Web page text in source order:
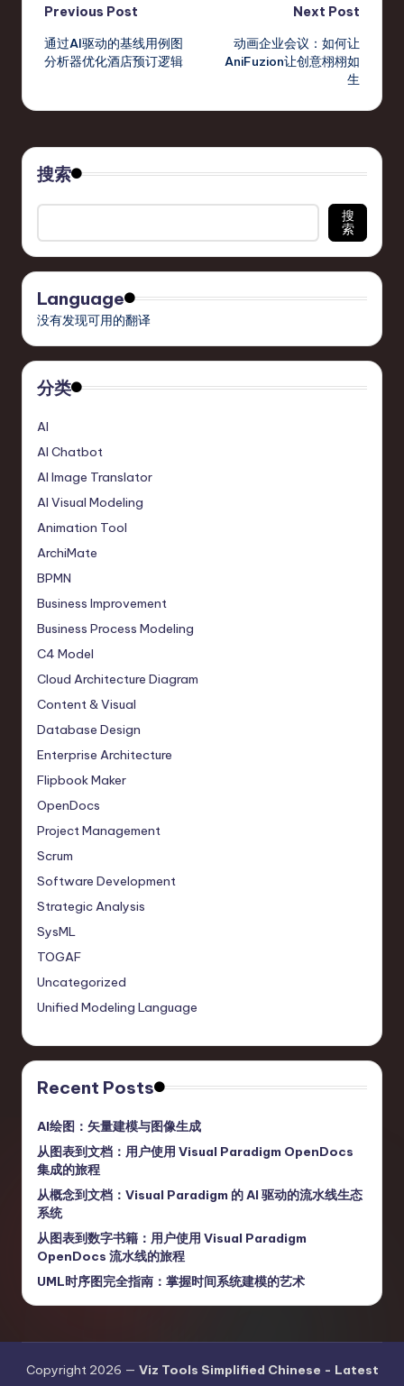
Post
navigation
Previous Post
通过AI驱动的基线用例图
分析器优化酒店预订逻辑
Next Post
动画企业会议：如何让
AniFuzion让创意栩栩如
生
搜索
搜
索
Language
没有发现可用的翻译
分类
AI
AI Chatbot
AI Image Translator
AI Visual Modeling
Animation Tool
ArchiMate
BPMN
Business Improvement
Business Process Modeling
C4 Model
Cloud Architecture Diagram
Content & Visual
Database Design
Enterprise Architecture
Flipbook Maker
OpenDocs
Project Management
Scrum
Software Development
Strategic Analysis
SysML
TOGAF
Uncategorized
Unified Modeling Language
Recent Posts
AI绘图：矢量建模与图像生成
从图表到文档：用户使用 Visual Paradigm OpenDocs
集成的旅程
从概念到文档：Visual Paradigm 的 AI 驱动的流水线生态
系统
从图表到数字书籍：用户使用 Visual Paradigm
OpenDocs 流水线的旅程
UML时序图完全指南：掌握时间系统建模的艺术
Copyright 2026 — Viz Tools Simplified Chinese - Latest